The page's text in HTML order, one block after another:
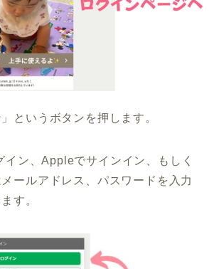
というボタンを押します。
ン、Appleでサインイン、もしく
ールアドレス、パスワードを入力
す。